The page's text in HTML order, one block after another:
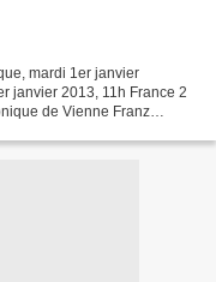
mardi 1er janvier
janvier 2013, 11h France 2
de Vienne Franz